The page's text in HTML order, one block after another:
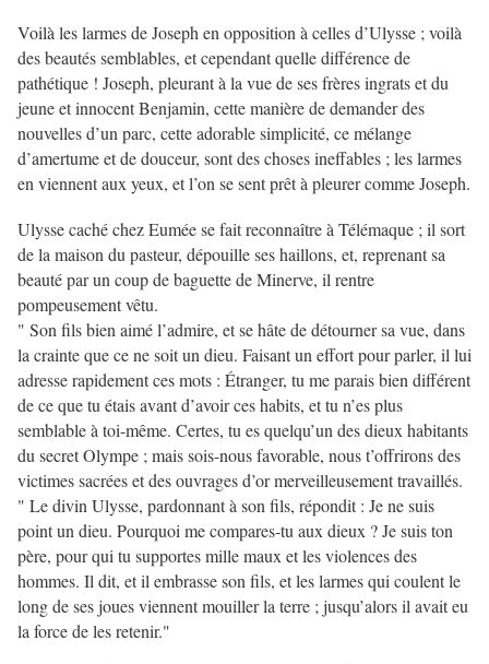
Voilà les larmes de Joseph en opposition à celles d’Ulysse ; voilà
des beautés semblables, et cependant quelle différence de
pathétique ! Joseph, pleurant à la vue de ses frères ingrats et du
jeune et innocent Benjamin, cette manière de demander des
nouvelles d’un parc, cette adorable simplicité, ce mélange
d’amertume et de douceur, sont des choses ineffables ; les larmes
en viennent aux yeux, et l’on se sent prêt à pleurer comme Joseph.
Ulysse caché chez Eumée se fait reconnaître à Télémaque ; il sort
de la maison du pasteur, dépouille ses haillons, et, reprenant sa
beauté par un coup de baguette de Minerve, il rentre
pompeusement vêtu.
" Son fils bien aimé l’admire, et se hâte de détourner sa vue, dans
la crainte que ce ne soit un dieu. Faisant un effort pour parler, il lui
adresse rapidement ces mots : Étranger, tu me parais bien différent
de ce que tu étais avant d’avoir ces habits, et tu n’es plus
semblable à toi-même. Certes, tu es quelqu’un des dieux habitants
du secret Olympe ; mais sois-nous favorable, nous t’offrirons des
victimes sacrées et des ouvrages d’or merveilleusement travaillés.
" Le divin Ulysse, pardonnant à son fils, répondit : Je ne suis
point un dieu. Pourquoi me compares-tu aux dieux ? Je suis ton
père, pour qui tu supportes mille maux et les violences des
hommes. Il dit, et il embrasse son fils, et les larmes qui coulent le
long de ses joues viennent mouiller la terre ; jusqu’alors il avait eu
la force de les retenir."